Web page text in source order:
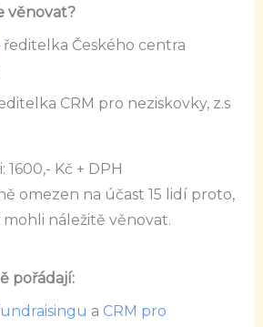
věnovat?
ředitelka Českého centra
CRM pro neziskovky, z.s
1600,- Kč + DPH
omezen na účast 15 lidí proto,
náležitě věnovat.
pořádají:
a CRM pro